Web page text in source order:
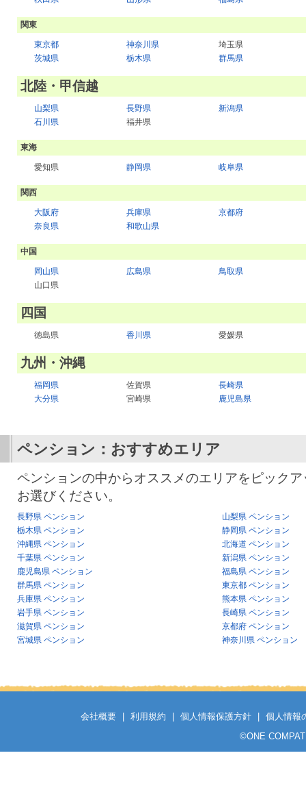
関東
東京都 神奈川県
埼玉県
茨城県
栃木県 群馬県
北陸・甲信越
山梨県 長野県
新潟県
石川県
福井県
東海
愛知県 静岡県 岐阜県
関西
大阪府 兵庫県
京都府
奈良県
和歌山県
中国
岡山県 広島県
鳥取県
山口県
四国
徳島県 香川県 愛媛県
九州・沖縄
福岡県 佐賀県
長崎県
大分県
宮崎県 鹿児島県
ペンション：おすすめエリア
ペンションの中からオススメのエリアをピック
お選びください。
長野県 ペンション
山梨県 ペンション
栃木県 ペンション
静岡県 ペンション
沖縄県 ペンション
北海道 ペンション
千葉県 ペンション
新潟県 ペンション
鹿児島県 ペンション
福島県 ペンション
群馬県 ペンション
東京都 ペンション
兵庫県 ペンション
熊本県 ペンション
岩手県 ペンション
長崎県 ペンション
滋賀県 ペンション
京都府 ペンション
宮城県 ペンション
神奈川県 ペンション
会社概要 利用規約 個人情報保護方針
個人情報
©ONE